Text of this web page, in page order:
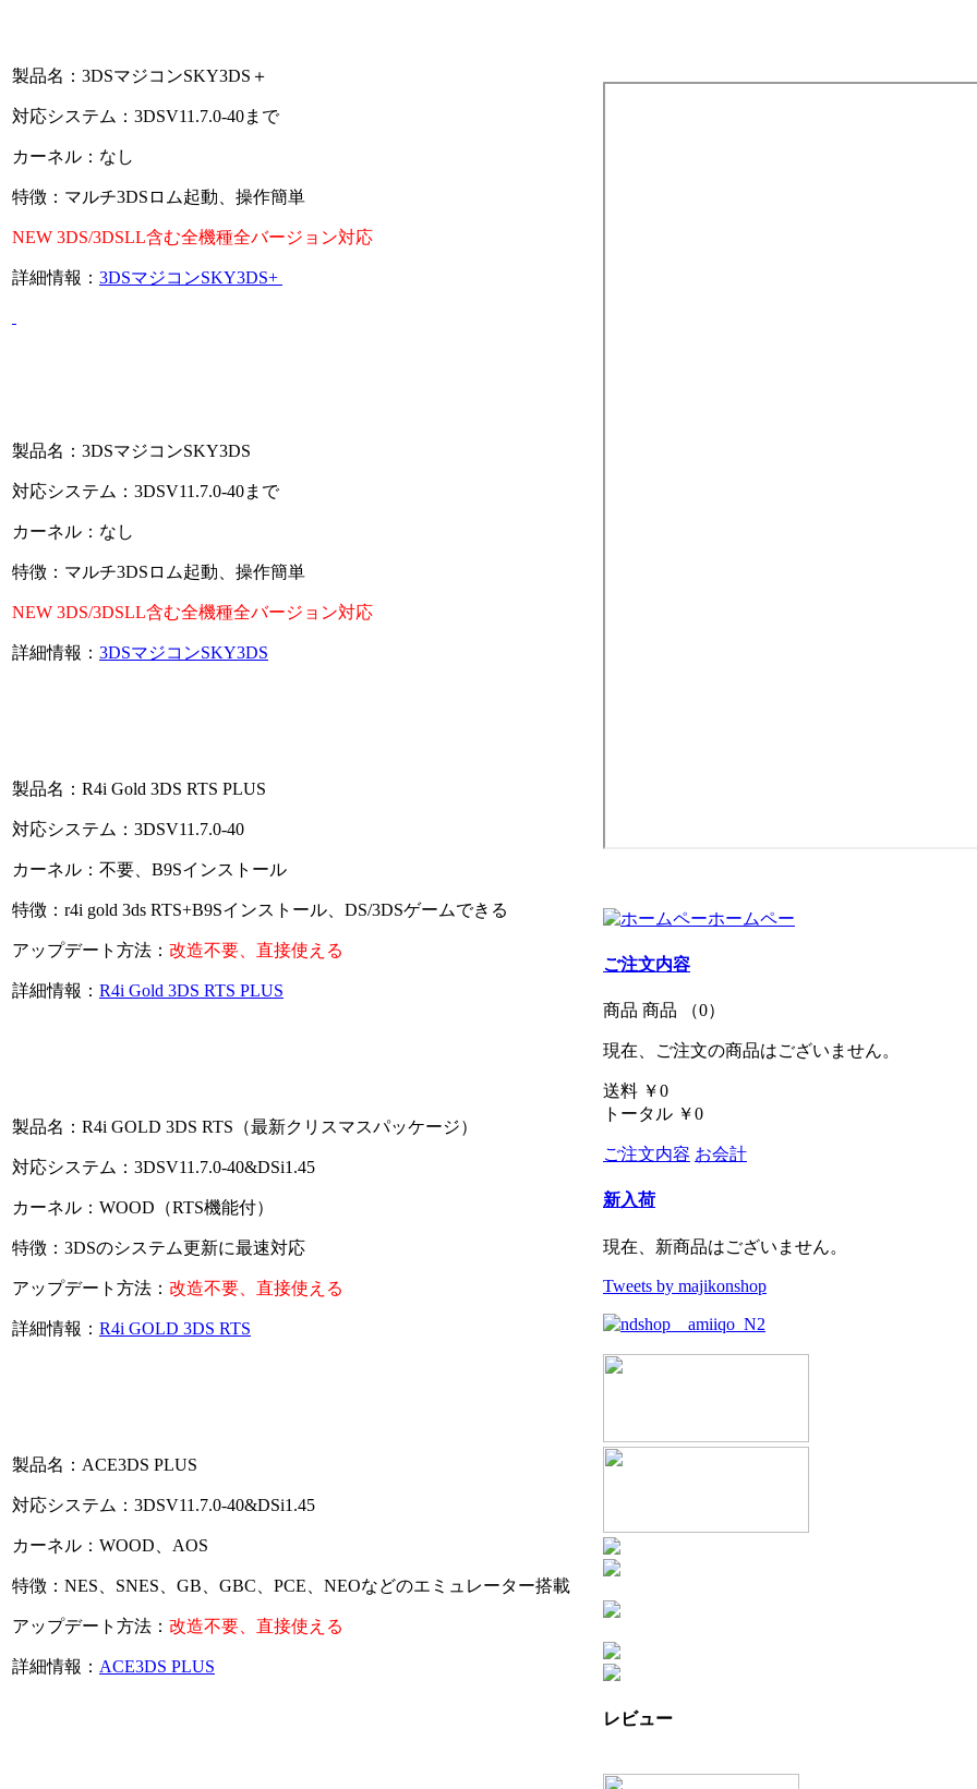
製品名：3DSマジコンSKY3DS＋
対応システム：3DSV11.7.0-40まで
カーネル：なし
特徴：マルチ3DSロム起動、操作簡単
NEW 3DS/3DSLL含む全機種全バージョン対応
詳細情報： 3DSマジコンSKY3DS+
製品名：3DSマジコンSKY3DS
対応システム：3DSV11.7.0-40まで
カーネル：なし
特徴：マルチ3DSロム起動、操作簡単
NEW 3DS/3DSLL含む全機種全バージョン対応
詳細情報： 3DSマジコンSKY3DS
製品名：R4i Gold 3DS RTS PLUS
対応システム：3DSV11.7.0-40
カーネル：不要、B9Sインストール
特徴：r4i gold 3ds RTS+B9Sインストール、DS/3DSゲームできる
アップデート方法： 改造不要、直接使える
詳細情報： R4i Gold 3DS RTS PLUS
製品名：R4i GOLD 3DS RTS（最新クリスマスパッケージ）
対応システム：3DSV11.7.0-40&DSi1.45
カーネル：WOOD（RTS機能付）
特徴：3DSのシステム更新に最速対応
アップデート方法： 改造不要、直接使える
詳細情報： R4i GOLD 3DS RTS
製品名：ACE3DS PLUS
対応システム：3DSV11.7.0-40&DSi1.45
カーネル：WOOD、AOS
特徴：NES、SNES、GB、GBC、PCE、NEOなどのエミュレーター搭載
アップデート方法： 改造不要、直接使える
詳細情報： ACE3DS PLUS
ホームペー
ご注文内容
商品 商品 （0）
現在、ご注文の商品はございません。
送料 ￥0
トータル ￥0
ご注文内容 お会計
新入荷
現在、新商品はございません。
Tweets by majikonshop
レビュー